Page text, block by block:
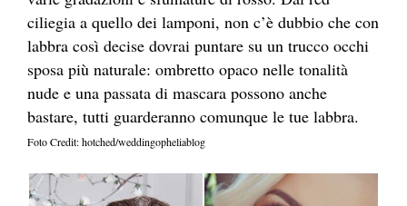
ciliegia a quello dei lamponi, non c’è dubbio che con
labbra così decise dovrai puntare su un trucco occhi
sposa più naturale: ombretto opaco nelle tonalità
nude e una passata di mascara possono anche
bastare, tutti guarderanno comunque le tue labbra.
Foto Credit: hotched/weddingopheliablog